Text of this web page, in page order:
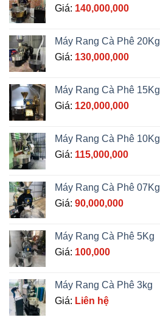
Giá: 140,000,000
Máy Rang Cà Phê 20Kg
Giá: 130,000,000
Máy Rang Cà Phê 15Kg
Giá: 120,000,000
Máy Rang Cà Phê 10Kg
Giá: 115,000,000
Máy Rang Cà Phê 07Kg
Giá: 90,000,000
Máy Rang Cà Phê 5Kg
Giá: 100,000
Máy Rang Cà Phê 3kg
Giá: Liên hệ